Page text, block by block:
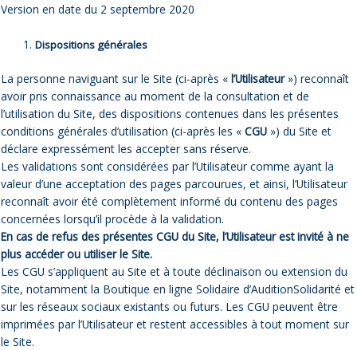
Version en date du 2 septembre 2020
Dispositions générales
La personne naviguant sur le Site (ci-après «l’Utilisateur») reconnaît
avoir pris connaissance au moment de la consultation et de
l’utilisation du Site, des dispositions contenues dans les présentes
conditions générales d’utilisation (ci-après les «CGU ») du Site et
déclare expressément les accepter sans réserve.
Les validations sont considérées par l’Utilisateur comme ayant la
valeur d’une acceptation des pages parcourues, et ainsi, l’Utilisateur
reconnaît avoir été complètement informé du contenu des pages
concernées lorsqu’il procède à la validation.
En cas de refus des présentes CGU du Site, l’Utilisateur est invité à ne
plus accéder ou utiliser le Site.
Les CGU s’appliquent au Site et à toute déclinaison ou extension du
Site, notamment la Boutique en ligne Solidaire d’AuditionSolidarité et
sur les réseaux sociaux existants ou futurs. Les CGU peuvent être
imprimées par l’Utilisateur et restent accessibles à tout moment sur
le Site.